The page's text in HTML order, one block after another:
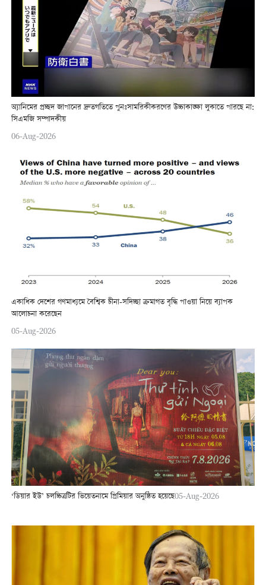
অ্যানিমের প্রচ্ছদ জাপানের দ্রুতগতিতে পুনঃসামরিকীকরণের উচ্চাকাঙ্ক্ষা লুকাতে পারছে না:
সিএমজি সম্পাদকীয়
06-Aug-2026
একাধিক দেশের গণমাধ্যমে বৈশ্বিক চীনা-সদিচ্ছা ক্রমাগত বৃদ্ধি পাওয়া নিয়ে ব্যাপক
আলোচনা করেছেন
05-Aug-2026
‘ডিয়ার ইউ’ চলচ্চিত্রটির ভিয়েতনামে প্রিমিয়ার অনুষ্ঠিত হয়েছে05-Aug-2026